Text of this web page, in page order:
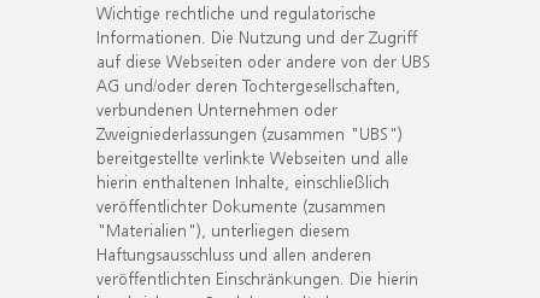
Wichtige rechtliche und regulatorische
Informationen. Die Nutzung und der Zugriff
auf diese Webseiten oder andere von der UBS
AG und/oder deren Tochtergesellschaften,
verbundenen Unternehmen oder
Zweigniederlassungen (zusammen "UBS")
bereitgestellte verlinkte Webseiten und alle
hierin enthaltenen Inhalte, einschließlich
veröffentlichter Dokumente (zusammen
"Materialien"), unterliegen diesem
Haftungsausschluss und allen anderen
veröffentlichten Einschränkungen. Die hierin